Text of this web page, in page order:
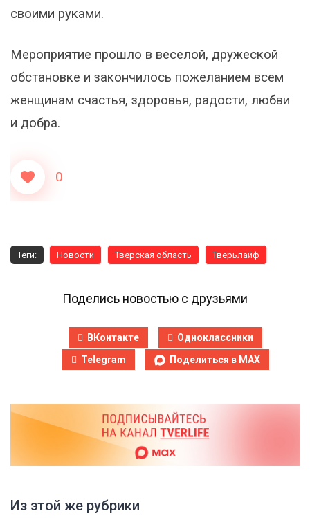
своими руками.
Мероприятие прошло в веселой, дружеской
обстановке и закончилось пожеланием всем
женщинам счастья, здоровья, радости, любви
и добра.
0
Теги: Новости Тверская область Тверьлайф
Поделись новостью с друзьями
ВКонтакте
Одноклассники
Telegram
Поделиться в MAX
Из этой же рубрики